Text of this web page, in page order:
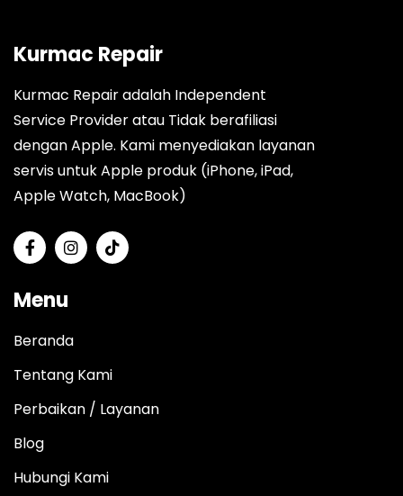
Kurmac Repair
Kurmac Repair adalah Independent
Service Provider atau Tidak berafiliasi
dengan Apple. Kami menyediakan layanan
servis untuk Apple produk (iPhone, iPad,
Apple Watch, MacBook)
Menu
Beranda
Tentang Kami
Perbaikan / Layanan
Blog
Hubungi Kami